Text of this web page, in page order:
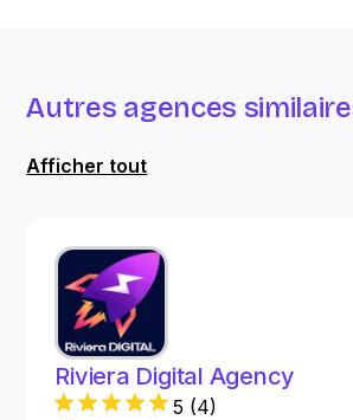
Autres agences
Afficher tout
Riviera Digital Agency
5 (4)